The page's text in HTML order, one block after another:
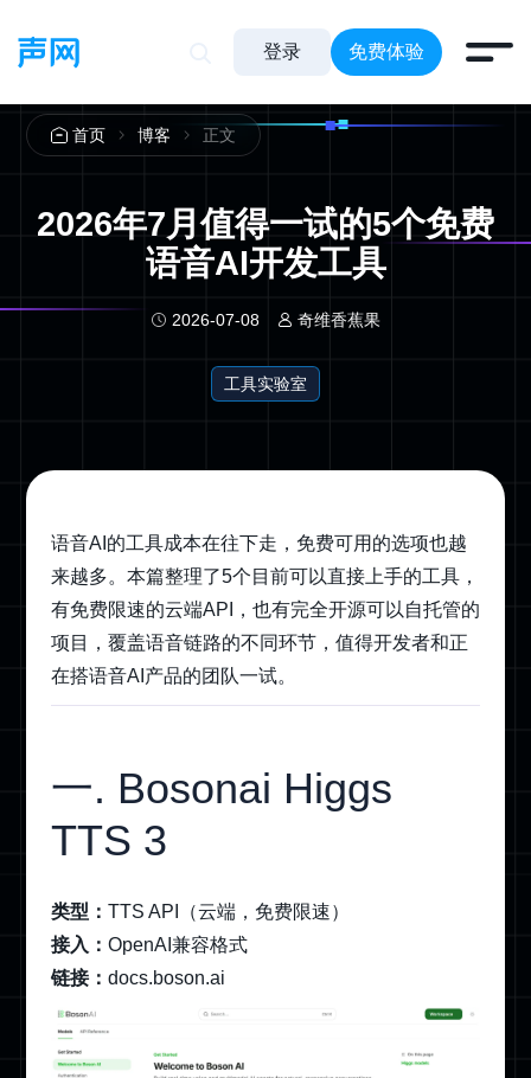
登录 免费体验
首页 博客 正文
2026年7月值得一试的5个免费
语音AI开发工具
2026-07-08 奇维香蕉果
工具实验室
语音AI的工具成本在往下走，免费可用的选项也越
来越多。本篇整理了5个目前可以直接上手的工具，
有免费限速的云端API，也有完全开源可以自托管的
项目，覆盖语音链路的不同环节，值得开发者和正
在搭语音AI产品的团队一试。
一. Bosonai Higgs
TTS 3
类型： TTS API（云端，免费限速）
接入： OpenAI兼容格式
链接： docs.boson.ai